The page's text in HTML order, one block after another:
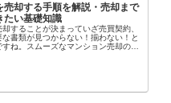
売却する手順を解説・売却まで
たい基礎知識
することが決まっていざ売買契約、
な書類が見つからない！揃わない！と
ね。スムーズなマンション売却のた